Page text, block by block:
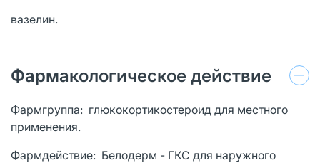
вазелин.
Фармакологическое действие
Фармгруппа: глюкокортикостероид для местного
применения.
Фармдействие: Белодерм - ГКС для наружного